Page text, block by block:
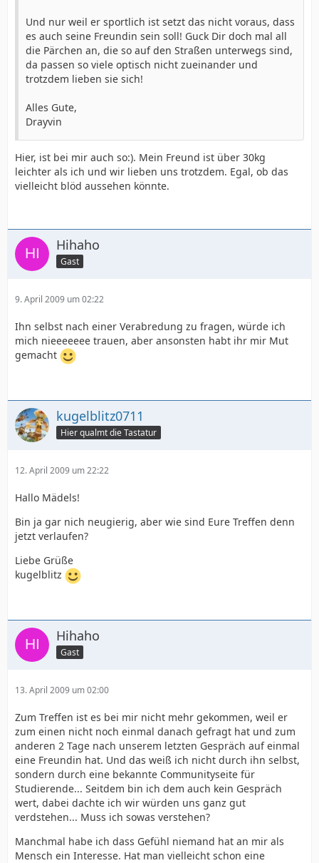
Und nur weil er sportlich ist setzt das nicht voraus, dass
es auch seine Freundin sein soll! Guck Dir doch mal all
die Pärchen an, die so auf den Straßen unterwegs sind,
da passen so viele optisch nicht zueinander und
trotzdem lieben sie sich!
Alles Gute,
Drayvin
Hier, ist bei mir auch so:). Mein Freund ist über 30kg
leichter als ich und wir lieben uns trotzdem. Egal, ob das
vielleicht blöd aussehen könnte.
Hihaho
Gast
9. April 2009 um 02:22
Ihn selbst nach einer Verabredung zu fragen, würde ich
mich nieeeeeee trauen, aber ansonsten habt ihr mir Mut
gemacht
kugelblitz0711
Hier qualmt die Tastatur
12. April 2009 um 22:22
Hallo Mädels!
Bin ja gar nich neugierig, aber wie sind Eure Treffen denn
jetzt verlaufen?
Liebe Grüße
kugelblitz
Hihaho
Gast
13. April 2009 um 02:00
Zum Treffen ist es bei mir nicht mehr gekommen, weil er
zum einen nicht noch einmal danach gefragt hat und zum
anderen 2 Tage nach unserem letzten Gespräch auf einmal
eine Freundin hat. Und das weiß ich nicht durch ihn selbst,
sondern durch eine bekannte Communityseite für
Studierende... Seitdem bin ich dem auch kein Gespräch
wert, dabei dachte ich wir würden uns ganz gut
verdstehen... Muss ich sowas verstehen?
Manchmal habe ich dass Gefühl niemand hat an mir als
Mensch ein Interesse. Hat man vielleicht schon eine